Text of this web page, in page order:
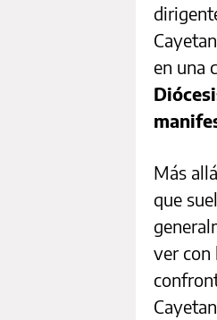
en una
Más
que
ver con